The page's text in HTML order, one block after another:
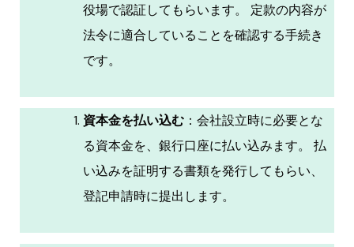
役場で認証してもらいます。 定款の内容が
法令に適合していることを確認する手続き
です。
資本金を払い込む ：会社設立時に必要とな
る資本金を、銀行口座に払い込みます。 払
い込みを証明する書類を発行してもらい、
登記申請時に提出します。